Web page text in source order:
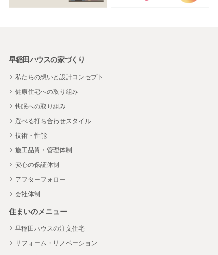
早稲田ハウスの家づくり
私たちの想いと設計コンセプト
健康住宅への取り組み
快眠への取り組み
選べる打ち合わせスタイル
技術・性能
施工品質・管理体制
安心の保証体制
アフターフォロー
会社体制
住まいのメニュー
早稲田ハウスの注文住宅
リフォーム・リノベーション